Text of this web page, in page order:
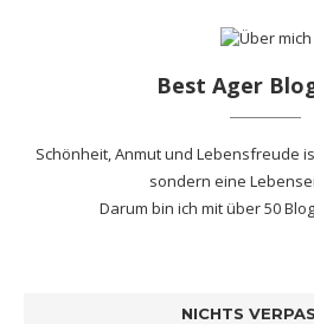
Best Ager
Schönheit, Anmut und Lebensfreude
sondern eine
Darum bin ich mitüber 50
NICHTS